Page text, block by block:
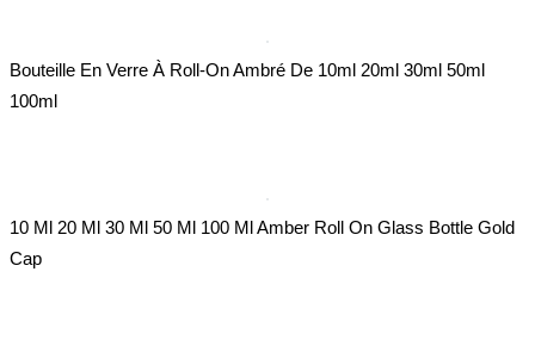
Bouteille En Verre À Roll-On Ambré De 10ml 20ml 30ml 50ml
100ml
10 Ml 20 Ml 30 Ml 50 Ml 100 Ml Amber Roll On Glass Bottle Gold
Cap